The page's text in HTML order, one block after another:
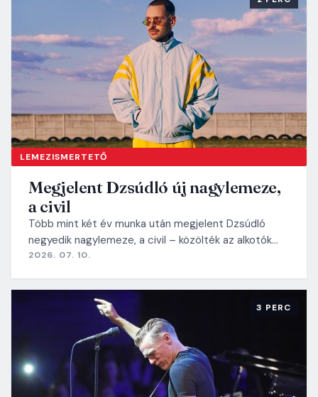
LEMEZISMERTETŐ
Megjelent Dzsúdló új nagylemeze,
a civil
Több mint két év munka után megjelent Dzsúdló
negyedik nagylemeze, a civil – közölték az alkotók…
2026. 07. 10.
3 PERC